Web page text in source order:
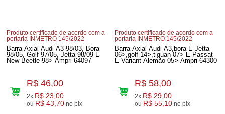
Produto certificado de acordo com a
portaria INMETRO 145/2022
Barra Axial Audi A3 98/03, Bora
98/05, Golf 97/05, Jetta 98/09 E
New Beetle 98> Ampri 64097
R$ 46,00
2x R$ 23,00
ou R$ 43,70 no pix
Produto certificado de acordo com a
portaria INMETRO 145/2022
Barra Axial Audi A3,bora E Jetta
06>,golf 14>,tiguan 07> E Passat
E Variant Alemão 05> Ampri 64300
R$ 58,00
2x R$ 29,00
ou R$ 55,10 no pix